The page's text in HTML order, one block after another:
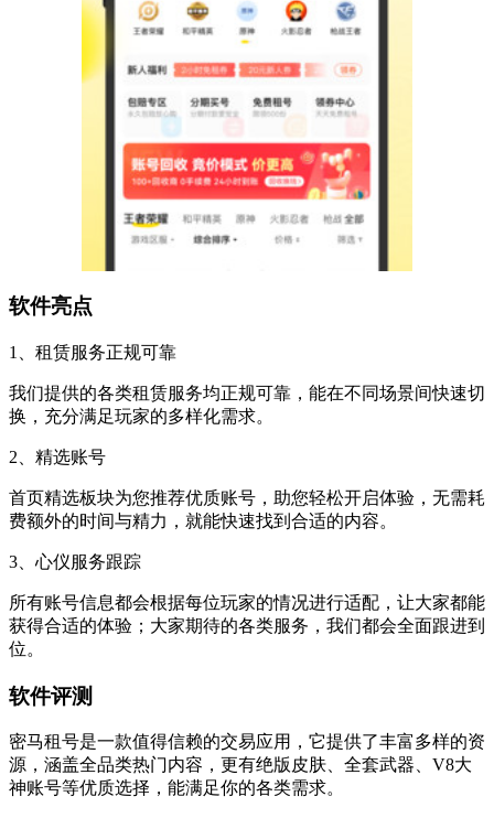
软件亮点
1、租赁服务正规可靠
我们提供的各类租赁服务均正规可靠，能在不同场景间快速切
换，充分满足玩家的多样化需求。
2、精选账号
首页精选板块为您推荐优质账号，助您轻松开启体验，无需耗
费额外的时间与精力，就能快速找到合适的内容。
3、心仪服务跟踪
所有账号信息都会根据每位玩家的情况进行适配，让大家都能
获得合适的体验；大家期待的各类服务，我们都会全面跟进到
位。
软件评测
密马租号是一款值得信赖的交易应用，它提供了丰富多样的资
源，涵盖全品类热门内容，更有绝版皮肤、全套武器、V8大
神账号等优质选择，能满足你的各类需求。